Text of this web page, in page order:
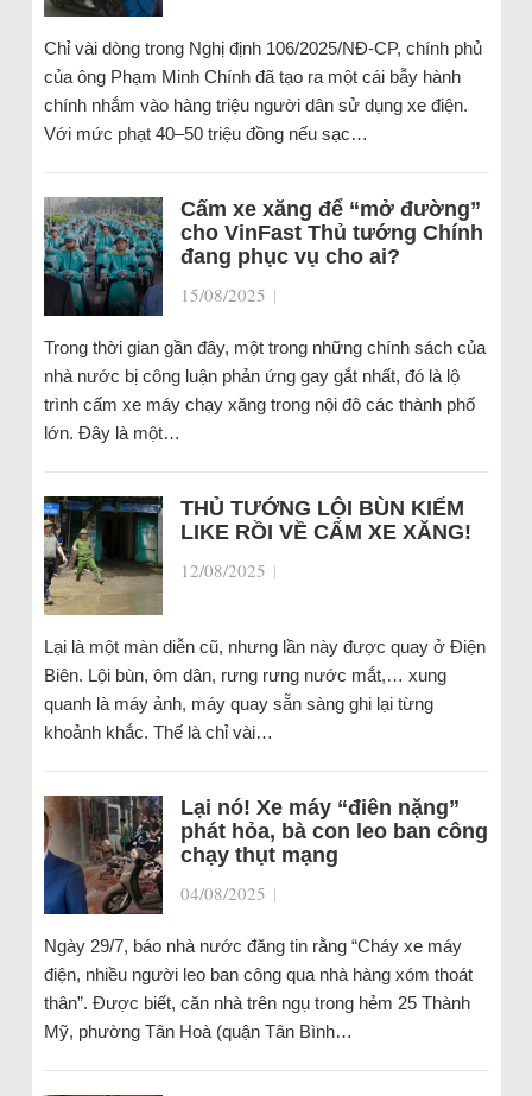
Chỉ vài dòng trong Nghị định 106/2025/NĐ-CP, chính phủ
của ông Phạm Minh Chính đã tạo ra một cái bẫy hành
chính nhắm vào hàng triệu người dân sử dụng xe điện.
Với mức phạt 40–50 triệu đồng nếu sạc…
Cấm xe xăng để “mở đường”
cho VinFast Thủ tướng Chính
đang phục vụ cho ai?
15/08/2025 |
Trong thời gian gần đây, một trong những chính sách của
nhà nước bị công luận phản ứng gay gắt nhất, đó là lộ
trình cấm xe máy chạy xăng trong nội đô các thành phố
lớn. Đây là một…
THỦ TƯỚNG LỘI BÙN KIẾM
LIKE RỒI VỀ CẤM XE XĂNG!
12/08/2025 |
Lại là một màn diễn cũ, nhưng lần này được quay ở Điện
Biên. Lội bùn, ôm dân, rưng rưng nước mắt,… xung
quanh là máy ảnh, máy quay sẵn sàng ghi lại từng
khoảnh khắc. Thế là chỉ vài…
Lại nó! Xe máy “điên nặng”
phát hỏa, bà con leo ban công
chạy thụt mạng
04/08/2025 |
Ngày 29/7, báo nhà nước đăng tin rằng “Cháy xe máy
điện, nhiều người leo ban công qua nhà hàng xóm thoát
thân”. Được biết, căn nhà trên ngụ trong hẻm 25 Thành
Mỹ, phường Tân Hoà (quận Tân Bình…